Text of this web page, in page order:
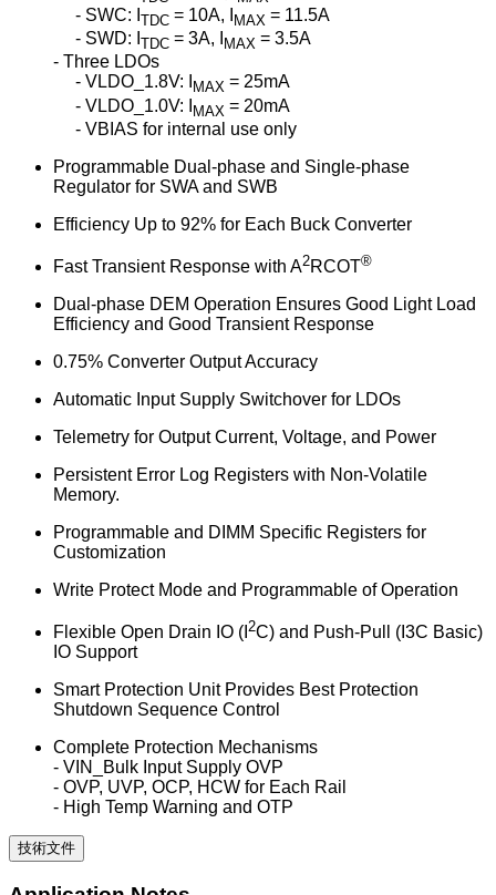
- SWC: I TDC = 10A, I MAX = 11.5A
- SWD: I TDC = 3A, I MAX = 3.5A
- Three LDOs
- VLDO_1.8V: I
MAX = 25mA
- VLDO_1.0V: I
MAX = 20mA
- VBIAS for internal use only
Programmable Dual-phase and Single-phase
Regulator for SWA and SWB
Efficiency Up to 92% for Each Buck Converter
Fast Transient Response with A2RCOT®
Dual-phase DEM Operation Ensures Good Light Load
Efficiency and Good Transient Response
0.75% Converter Output Accuracy
Automatic Input Supply Switchover for LDOs
Telemetry for Output Current, Voltage, and Power
Persistent Error Log Registers with Non-Volatile
Memory.
Programmable and DIMM Specific Registers for
Customization
Write Protect Mode and Programmable of Operation
Flexible Open Drain IO (I 2C) and Push-Pull (I3C Basic)
IO Support
Smart Protection Unit Provides Best Protection
Shutdown Sequence Control
Complete Protection Mechanisms
- VIN_Bulk Input Supply OVP
- OVP, UVP, OCP, HCW for Each Rail
- High Temp Warning and OTP
技術文件